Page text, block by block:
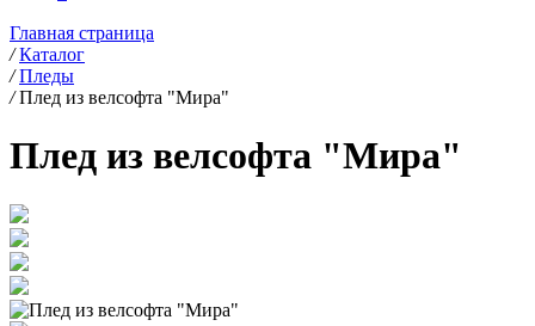
Главная страница
/ Каталог
/ Пледы
/ Плед из велсофта "Мира"
Плед из велсофта "Мира"